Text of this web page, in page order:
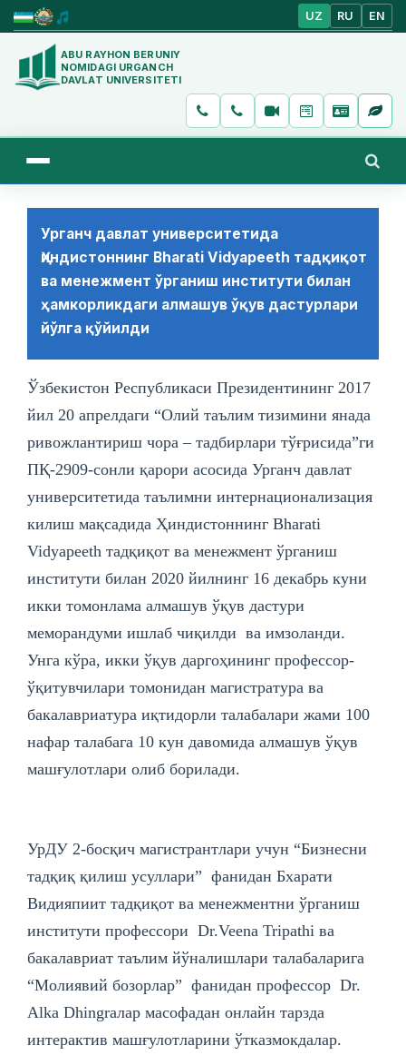
UZ RU EN
ABU RAYHON BERUNIY
NOMIDAGI URGANCH
DAVLAT UNIVERSITETI
Урганч давлат университетида
Ҳиндистоннинг Bharati Vidyapeeth тадқиқот
ва менежмент ўрганиш институти билан
ҳамкорликдаги алмашув ўқув дастурлари
йўлга қўйилди
Ўзбекистон Республикаси Президентининг 2017
йил 20 апрелдаги “Олий таълим тизимини янада
ривожлантириш чора – тадбирлари тўғрисида”ги
ПҚ-2909-сонли қарори асосида Урганч давлат
университетида таълимни интернационализация
килиш мақсадида Ҳиндистоннинг Bharati
Vidyapeeth тадқиқот ва менежмент ўрганиш
институти билан 2020 йилнинг 16 декабрь куни
икки томонлама алмашув ўқув дастури
меморандуми ишлаб чиқилди ва имзоланди.
Унга кўра, икки ўқув даргоҳининг профессор-
ўқитувчилари томонидан магистратура ва
бакалавриатура иқтидорли талабалари жами 100
нафар талабага 10 кун давомида алмашув ўқув
машғулотлари олиб борилади.
УрДУ 2-босқич магистрантлари учун “Бизнесни
тадқиқ қилиш усуллари” фанидан Бхарати
Видияпиит тадқиқот ва менежментни ўрганиш
институти профессори Dr.Veena Tripathi ва
бакалавриат таълим йўналишлари талабаларига
“Молиявий бозорлар” фанидан профессор Dr.
Alka Dhingraлар масофадан онлайн тарзда
интерактив машғулотларини ўтказмокдалар.